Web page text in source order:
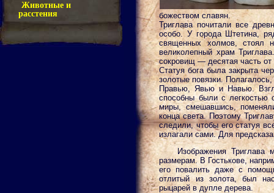
Животные и
расстения
божеством славян.
Триглава почитали все
особо. У города Штетина,
священных холмов, стоял
великолепный храм
сокровищ — десятая часть
Статуя бога была закрыта
золотые повязки.
Правью, Явью и Навью.
способны были с легкостью
миры, смешавшись,
конца света. Поэтому
следили, чтобы его статуя
излагали сами. Для
Изображения Триглава
размерам. В Гостькове,
его повалить даже с
отлитый из золота, был
рыцарей в дупле дерева.